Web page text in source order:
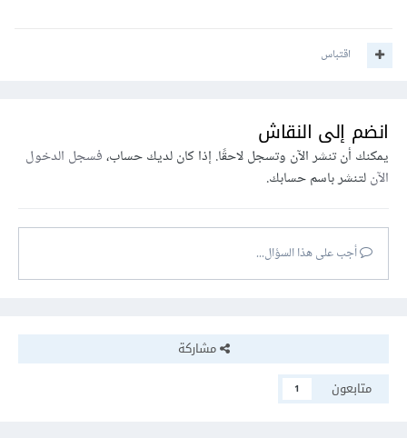
اقتباس
انضم إلى النقاش
يمكنك أن تنشر الآن وتسجل لاحقًا. إذا كان لديك حساب،فسجل الدخول
الآنلتنشر باسم حسابك.
أجب على هذا السؤال...
مشاركة
متابعون
1